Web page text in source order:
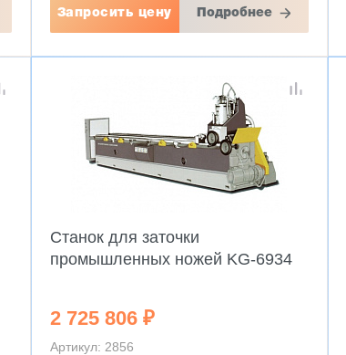
Запросить цену Подробнее
Станок для заточки
промышленных ножей KG-6934
2 725 806 ₽
Артикул: 2856